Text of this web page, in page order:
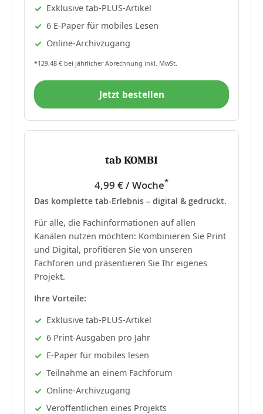
Exklusive tab-PLUS-Artikel
6 E-Paper für mobiles Lesen
Online-Archivzugang
*129,48 € bei jährlicher Abrechnung inkl. MwSt.
Jetzt bestellen
tab KOMBI
4,99 € / Woche*
Das komplette tab-Erlebnis – digital & gedruckt.
Für alle, die Fachinformationen auf allen
Kanälen nutzen möchten: Kombinieren Sie Print
und Digital, profitieren Sie von unseren
Fachforen und präsentieren Sie Ihr eigenes
Projekt.
Ihre Vorteile:
Exklusive tab-PLUS-Artikel
6 Print-Ausgaben pro Jahr
E-Paper für mobiles lesen
Teilnahme an einem Fachforum
Online-Archivzugang
Veröffentlichen eines Projekts